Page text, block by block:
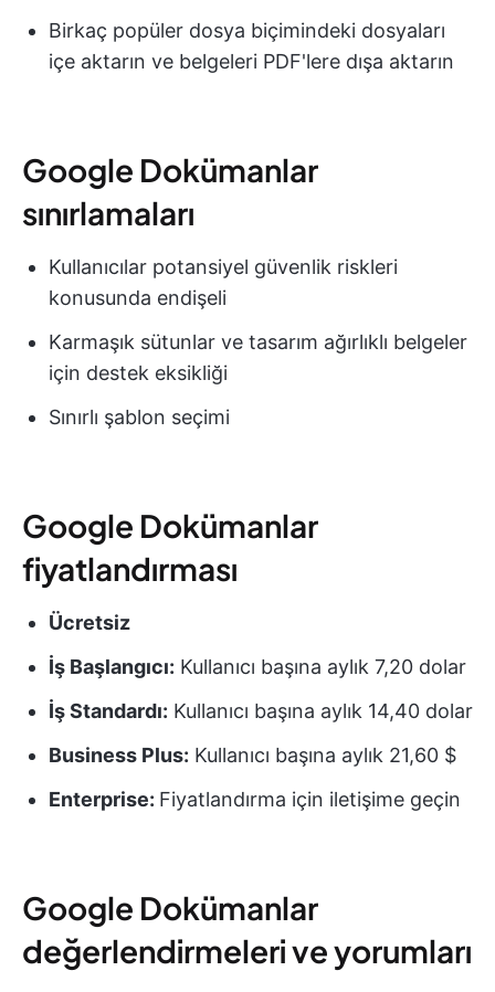
Birkaç popüler dosya biçimindeki dosyaları
içe aktarın ve belgeleri PDF'lere dışa aktarın
Google Dokümanlar
sınırlamaları
Kullanıcılar potansiyel güvenlik riskleri
konusunda endişeli
Karmaşık sütunlar ve tasarım ağırlıklı belgeler
için destek eksikliği
Sınırlı şablon seçimi
Google Dokümanlar
fiyatlandırması
Ücretsiz
İş Başlangıcı: Kullanıcı başına aylık 7,20 dolar
İş Standardı: Kullanıcı başına aylık 14,40 dolar
Business Plus: Kullanıcı başına aylık 21,60 $
Enterprise: Fiyatlandırma için iletişime geçin
Google Dokümanlar
değerlendirmeleri ve yorumları